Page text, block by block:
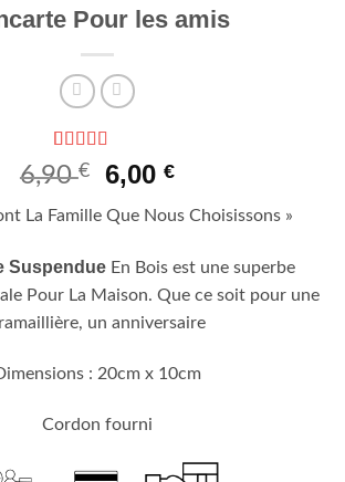
Pour les amis
Noté
sur 5
basé sur
1
client
6,90€
Le
initial
6,90 €.
6,00€Le
actuel
6,00 €.
La Famille Que Nous Choisissons »
Suspendue En Bois est une superbe
Pour La Maison. Que ce soit pour une
un anniversaire
: 20cm x 10cm
Cordon fourni